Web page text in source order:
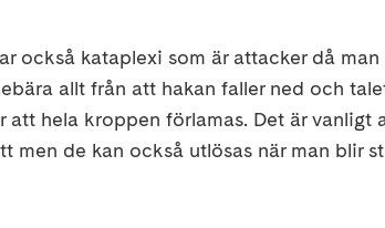
också kataplexi som är attacker då
allt från att hakan faller ned och
att hela kroppen förlamas. Det är vanligt
men de kan också utlösas när man blir